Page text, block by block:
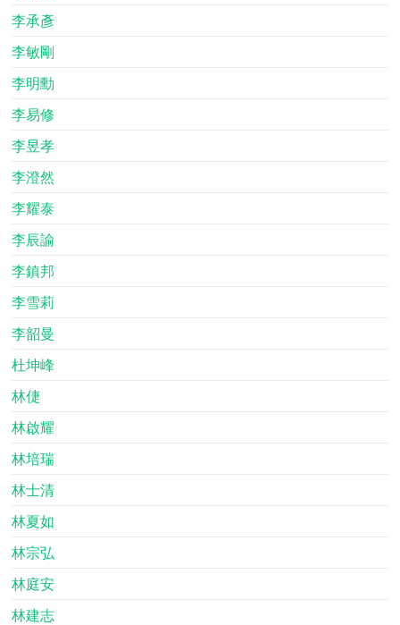
李承彥
李敏剛
李明勳
李易修
李昱孝
李澄然
李耀泰
李辰諭
李鎮邦
李雪莉
李韶曼
杜坤峰
林倢
林啟耀
林培瑞
林士清
林夏如
林宗弘
林庭安
林建志